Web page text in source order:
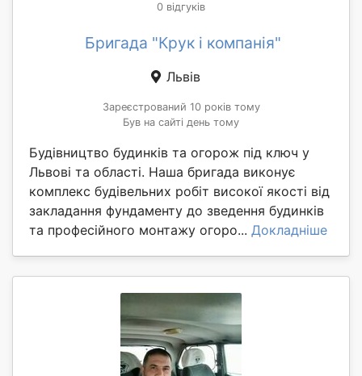
0 відгуків
Бригада "Крук і компанія"
Львів
Зареєстрований 10 років тому
Був на сайті день тому
Будівництво будинків та огорож під ключ у
Львові та області. Наша бригада виконує
комплекс будівельних робіт високої якості від
закладання фундаменту до зведення будинків
та професійного монтажу огоро... Докладніше